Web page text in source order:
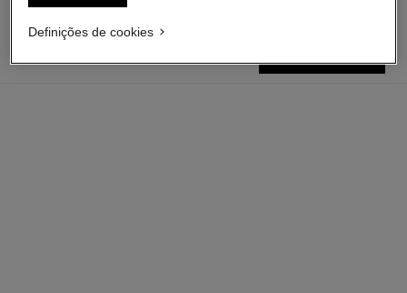
Definições de cookies